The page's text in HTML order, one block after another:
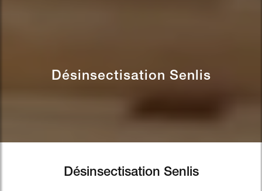
Désinsectisation Senlis
Désinsectisation Senlis